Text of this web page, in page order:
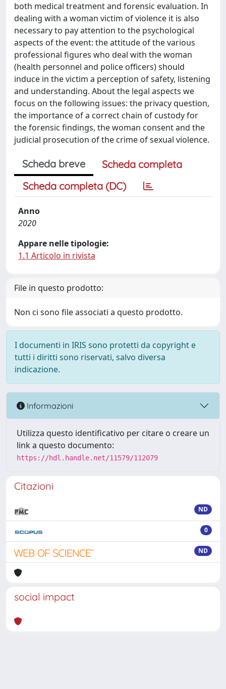
both medical treatment and forensic evaluation. In
dealing with a woman victim of violence it is also
necessary to pay attention to the psychological
aspects of the event: the attitude of the various
professional figures who deal with the woman
(health personnel and police officers) should
induce in the victim a perception of safety, listening
and understanding. About the legal aspects we
focus on the following issues: the privacy question,
the importance of a correct chain of custody for
the forensic findings, the woman consent and the
judicial prosecution of the crime of sexual violence.
Scheda breve
Scheda completa
Scheda completa (DC)
Anno
2020
Appare nelle tipologie:
1.1 Articolo in rivista
File in questo prodotto:
Non ci sono file associati a questo prodotto.
I documenti in IRIS sono protetti da copyright e
tutti i diritti sono riservati, salvo diversa
indicazione.
Informazioni
Utilizza questo identificativo per citare o creare un
link a questo documento:
https://hdl.handle.net/11579/112079
Citazioni
ND
0
ND
social impact